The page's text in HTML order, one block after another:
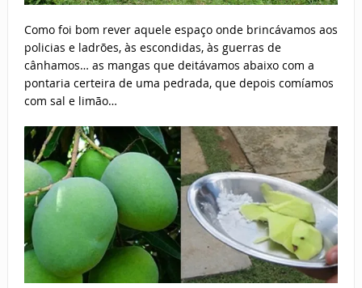
Como foi bom rever aquele espaço onde brincávamos aos
policias e ladrões, às escondidas, às guerras de
cânhamos… as mangas que deitávamos abaixo com a
pontaria certeira de uma pedrada, que depois comíamos
com sal e limão…